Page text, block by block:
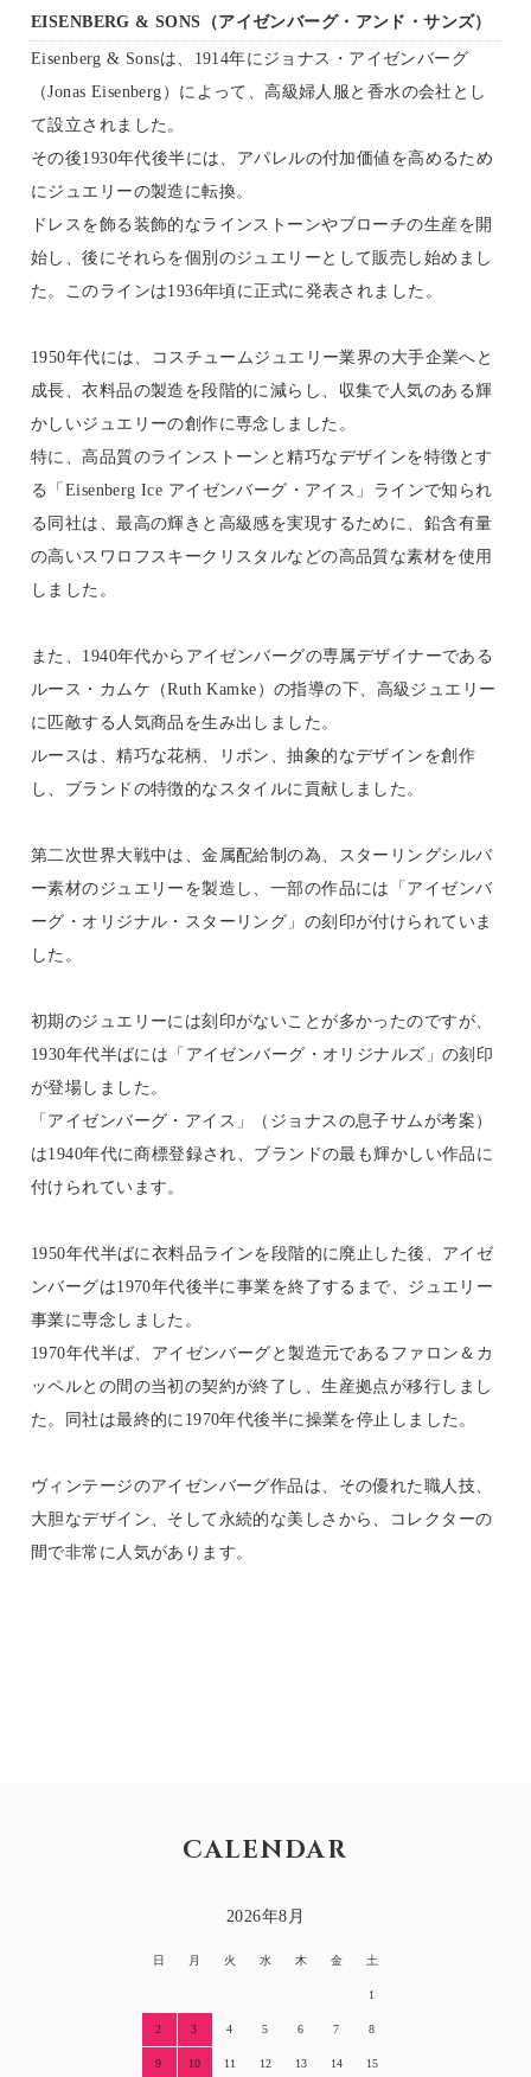
EISENBERG & SONS（アイゼンバーグ・アンド・サンズ）
Eisenberg & Sonsは、1914年にジョナス・アイゼンバーグ
（Jonas Eisenberg）によって、高級婦人服と香水の会社とし
て設立されました。
その後1930年代後半には、アパレルの付加価値を高めるため
にジュエリーの製造に転換。
ドレスを飾る装飾的なラインストーンやブローチの生産を開
始し、後にそれらを個別のジュエリーとして販売し始めまし
た。このラインは1936年頃に正式に発表されました。
1950年代には、コスチュームジュエリー業界の大手企業へと
成長、衣料品の製造を段階的に減らし、収集で人気のある輝
かしいジュエリーの創作に専念しました。
特に、高品質のラインストーンと精巧なデザインを特徴とす
る「Eisenberg Ice アイゼンバーグ・アイス」ラインで知られ
る同社は、最高の輝きと高級感を実現するために、鉛含有量
の高いスワロフスキークリスタルなどの高品質な素材を使用
しました。
また、1940年代からアイゼンバーグの専属デザイナーである
ルース・カムケ（Ruth Kamke）の指導の下、高級ジュエリー
に匹敵する人気商品を生み出しました。
ルースは、精巧な花柄、リボン、抽象的なデザインを創作
し、ブランドの特徴的なスタイルに貢献しました。
第二次世界大戦中は、金属配給制の為、スターリングシルバ
ー素材のジュエリーを製造し、一部の作品には「アイゼンバ
ーグ・オリジナル・スターリング」の刻印が付けられていま
した。
初期のジュエリーには刻印がないことが多かったのですが、
1930年代半ばには「アイゼンバーグ・オリジナルズ」の刻印
が登場しました。
「アイゼンバーグ・アイス」（ジョナスの息子サムが考案）
は1940年代に商標登録され、ブランドの最も輝かしい作品に
付けられています。
1950年代半ばに衣料品ラインを段階的に廃止した後、アイゼ
ンバーグは1970年代後半に事業を終了するまで、ジュエリー
事業に専念しました。
1970年代半ば、アイゼンバーグと製造元であるファロン＆カ
ッペルとの間の当初の契約が終了し、生産拠点が移行しまし
た。同社は最終的に1970年代後半に操業を停止しました。
ヴィンテージのアイゼンバーグ作品は、その優れた職人技、
大胆なデザイン、そして永続的な美しさから、コレクターの
間で非常に人気があります。
CALENDAR
2026年8月
日 月 火 水 木 金 土
1
2 3 4 5 6 7 8
9 10 11 12 13 14 15